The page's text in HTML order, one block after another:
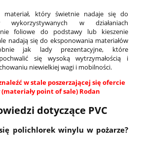
który świetnie nadaje się do
wykorzystywanych w działaniach
foliowe do podstawy lub kieszenie
nadają się do eksponowania materiałów
jak lady prezentacyjne, które
się wysoką wytrzymałością i
niewielkiej wagi i mobilności.
w stale poszerzającej się ofercie
materiały point of sale) Rodan
dotyczące PVC
polichlorek winylu w pożarze?